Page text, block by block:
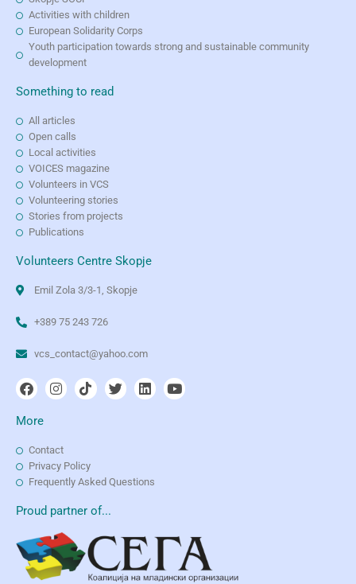
Activities with children
European Solidarity Corps
Youth participation towards strong and sustainable community
development
Something to read
All articles
Open calls
Local activities
VOICES magazine
Volunteers in VCS
Volunteering stories
Stories from projects
Publications
Volunteers Centre Skopje
Emil Zola 3/3-1, Skopje
+389 75 243 726
vcs_contact@yahoo.com
More
Contact
Privacy Policy
Frequently Asked Questions
Proud partner of...